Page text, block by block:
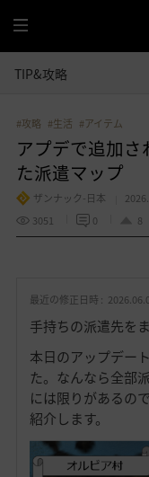
全
体
TIP&攻略
#攻略 #生活 #アイテム
アプデで追加
た派遣マップ
ザンナック-日本
3051
0 8
最近の修正日時 :
手持ちの派遣先を
本日のアップデー
た。なんなら全部
には限りがあるの
紹介します。